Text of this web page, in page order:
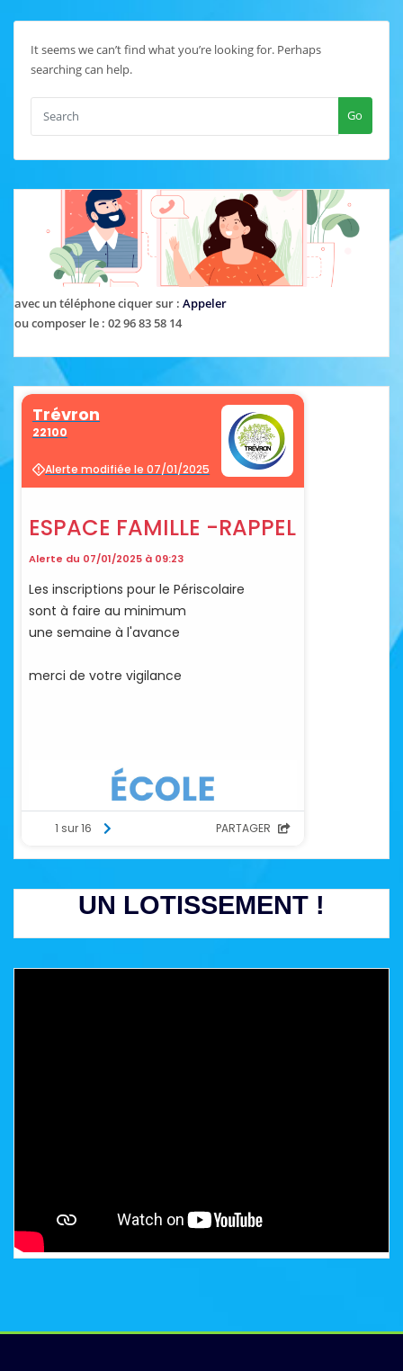
It seems we can’t find what you’re looking for. Perhaps
searching can help.
Go
avec un téléphone ciquer sur : Appeler
ou composer le : 02 96 83 58 14
UN LOTISSEMENT !